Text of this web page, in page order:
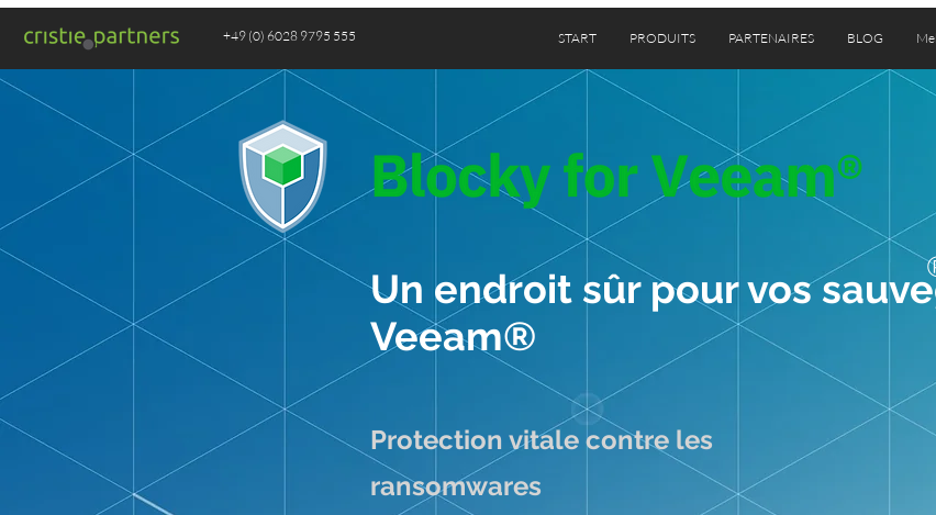
+49 (0) 6028 9795 555 START PRODUITS PARTENAIRES BLOG
Un endroit sûr pour vos
Veeam®
Protection vitale contre les
ransomwares